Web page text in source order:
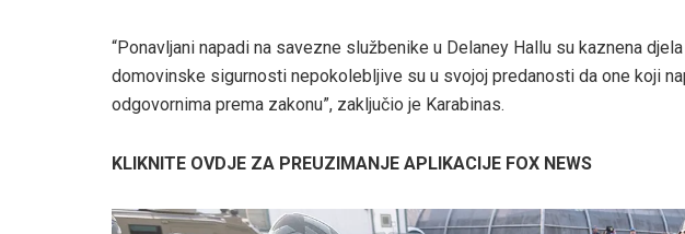
“Ponavljani napadi na savezne službenike u Delaney Hallu su kaznena
domovinske sigurnosti nepokolebljive su u svojoj predanosti da one koji
odgovornima prema zakonu”, zaključio je Karabinas.
KLIKNITE OVDJE ZA PREUZIMANJE APLIKACIJE FOX NEWS